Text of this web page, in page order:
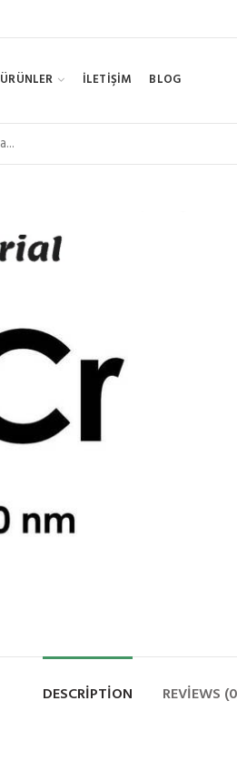
ÜRÜNLER İLETİŞİM BLOG
DESCRIPTION REVIEWS